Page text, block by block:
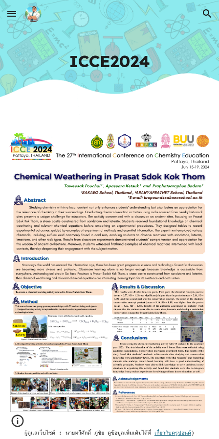
Skip to main content Skip to navigation
ICCE2024
ผู้ดูแลเว็บไซต์ : นายทวีศักดิ์ ภู่ชัย ดูข้อมูลเพิ่มเติมได้ที่ เกี่ยวกับครูปอนด์ )